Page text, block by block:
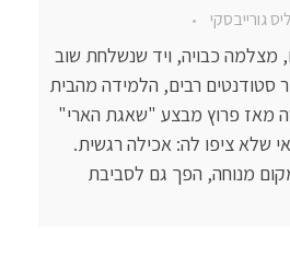
גורייבסקי
מצלמה כבויה, ויד שנשלחת שוב
סטודנטים רבים, הלמידה מהבית
מאז פרוץ מבצע "שאגת הארי"
שלא ציפו לה: אכילה רגשית.
מנוחה, הפך גם לסביבת